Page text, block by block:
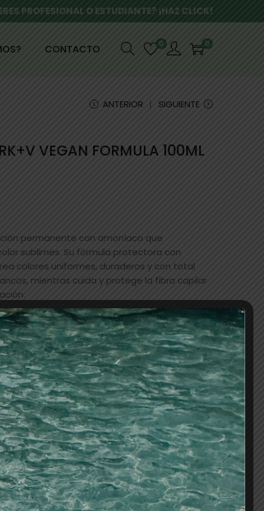
PROFESIONAL O ESTUDIANTE? ¡HAZ CLICK!
CONTACTO 0 0
ANTERIOR SIGUIENTE
VEGAN FORMULA 100ML
permanente con amoníaco que
sublimes. Su fórmula protectora con
colores uniformes, duraderos y con total
mientras cuida y protege la fibra capilar
AL CARRITO
baño de color/oxigenadas,VEGANO